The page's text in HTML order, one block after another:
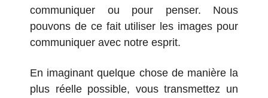
communiquer ou pour penser. Nous
pouvons de ce fait utiliser les images pour
communiquer avec notre esprit.
En imaginant quelque chose de manière la
plus réelle possible, vous transmettez un